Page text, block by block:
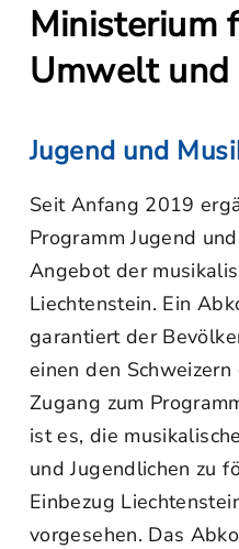
Ministerium
Umwelt
Jugend und
Seit Anfang 2019
Programm Jugend
Angebot der
Liechtenstein. Ein
garantiert der
einen den
Zugang zum
ist es, die
und Jugendlichen zu
Einbezug
vorgesehen. Das